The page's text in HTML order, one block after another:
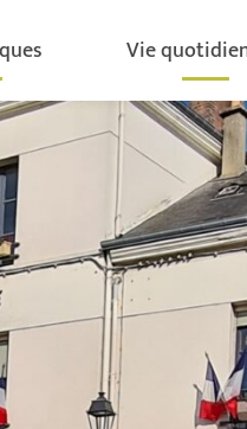
Vie